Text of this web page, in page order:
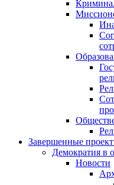
Завершенные
Демократия в
Новости